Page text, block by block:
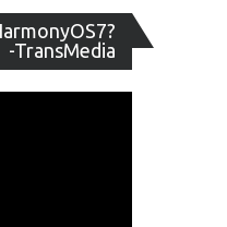
-TransMedia
de
vídeo